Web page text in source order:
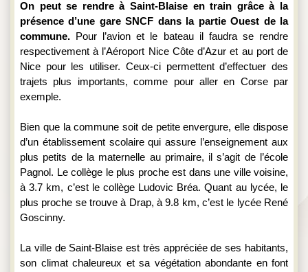
On peut se rendre à Saint-Blaise en train grâce à la
présence d’une gare SNCF dans la partie Ouest de la
commune. Pour l’avion et le bateau il faudra se rendre
respectivement à l’Aéroport Nice Côte d’Azur et au port de
Nice pour les utiliser. Ceux-ci permettent d’effectuer des
trajets plus importants, comme pour aller en Corse par
exemple.
Bien que la commune soit de petite envergure, elle dispose
d’un établissement scolaire qui assure l’enseignement aux
plus petits de la maternelle au primaire, il s’agit de l’école
Pagnol. Le collège le plus proche est dans une ville voisine,
à 3.7 km, c’est le collège Ludovic Bréa. Quant au lycée, le
plus proche se trouve à Drap, à 9.8 km, c’est le lycée René
Goscinny.
La ville de Saint-Blaise est très appréciée de ses habitants,
son climat chaleureux et sa végétation abondante en font